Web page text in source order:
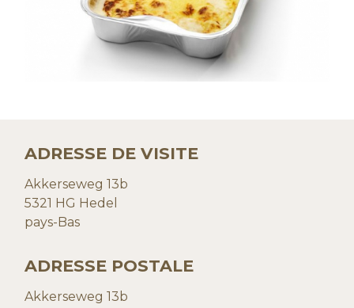
ADRESSE DE VISITE
Akkerseweg 13b
5321 HG Hedel
pays-Bas
ADRESSE POSTALE
Akkerseweg 13b